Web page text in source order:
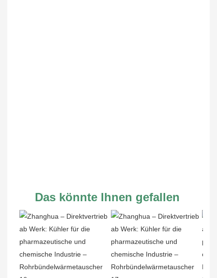
Das könnte Ihnen gefallen